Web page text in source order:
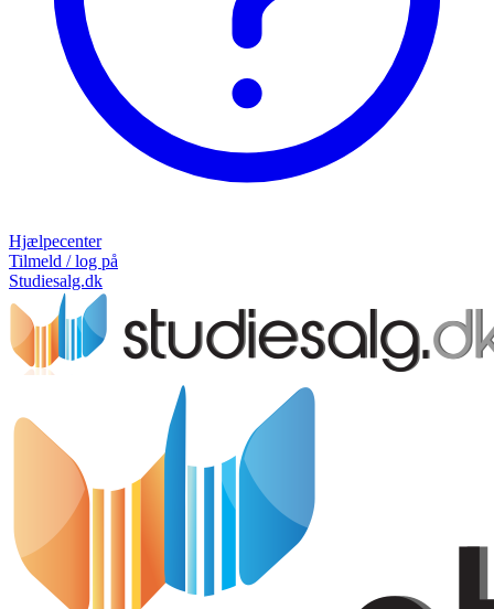
Hjælpecenter
Tilmeld / log på
Studiesalg.dk